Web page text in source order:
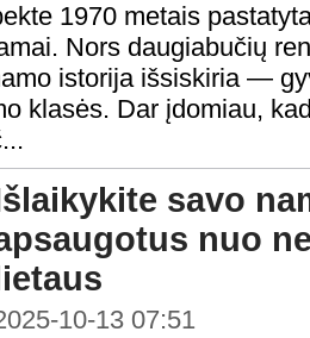
1970 metais
Nors daugiabučių
istorija išsiskiria —
klasės. Dar įdomiau,
savo
nuo
10-13 07:51